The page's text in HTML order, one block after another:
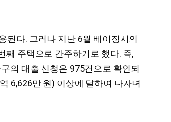
된다. 그러나 지난 6월 베이징시의
째 주택으로 간주하기로 했다. 즉,
의 대출 신청은 975건으로 확인되
6,626만 원) 이상에 달하여 다자녀